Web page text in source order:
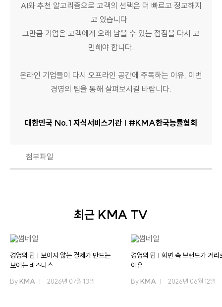
AI와 추천 알고리즘으로 고객의 선택은 더 빠르고 정교해지
고 있습니다.
그만큼 기업은 고객에게 오래 남을 수 있는 접점을 다시 고
민해야 합니다.
온라인 기업들이 다시 오프라인 공간에 주목하는 이유, 이번
경영의 팁을 통해 살펴보시길 바랍니다.
대한민국 No.1 지식서비스기관 | #KMA한국능률협회
첨부파일
최근 KMA TV
경영의 팁 | 보이지 않는 결제가 만드는
보이는 비즈니스
ByKMA 2026년 07월 13일
경영의 팁 | 화면 속 브랜드가 거리
이유
ByKMA 2026년 06월 12일